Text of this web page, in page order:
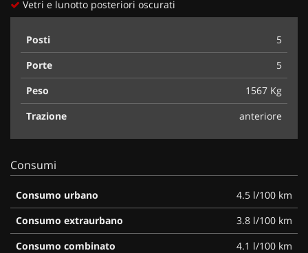
Vetri e lunotto posteriori oscurati
Posti
5
Porte
5
Peso
1567 Kg
Trazione
anteriore
Consumi
Consumo urbano
4.5 l/100 km
Consumo extraurbano
3.8 l/100 km
Consumo combinato
4.1 l/100 km